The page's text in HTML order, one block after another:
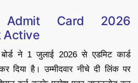
Admit Card 2026
Active
बोर्ड ने 1 जुलाई 2026 से एडमिट कार्ड
दिया है। उम्मीदवार नीचे दी लिंक पर